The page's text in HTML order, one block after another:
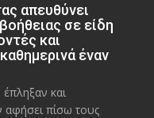
απευθύνει
σε είδη
και
έναν
και
αφήσει πίσω τους